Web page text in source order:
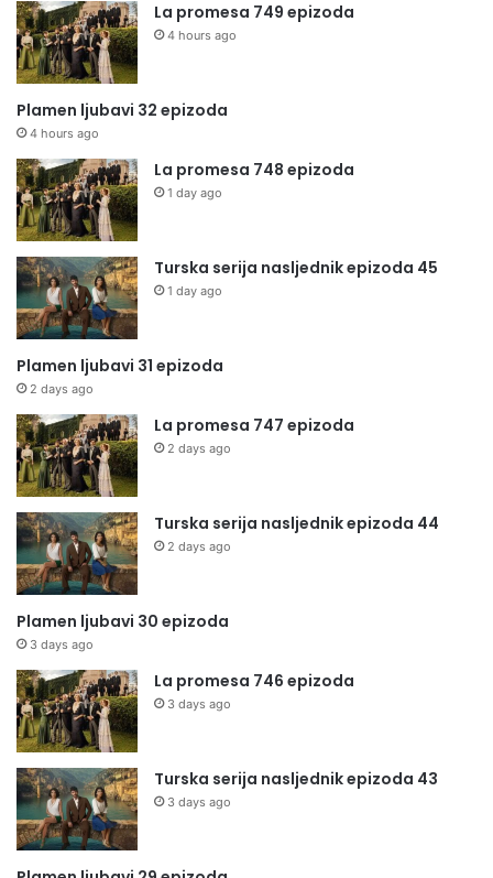
La promesa 749 epizoda
4 hours ago
Plamen ljubavi 32 epizoda
4 hours ago
La promesa 748 epizoda
1 day ago
Turska serija nasljednik epizoda 45
1 day ago
Plamen ljubavi 31 epizoda
2 days ago
La promesa 747 epizoda
2 days ago
Turska serija nasljednik epizoda 44
2 days ago
Plamen ljubavi 30 epizoda
3 days ago
La promesa 746 epizoda
3 days ago
Turska serija nasljednik epizoda 43
3 days ago